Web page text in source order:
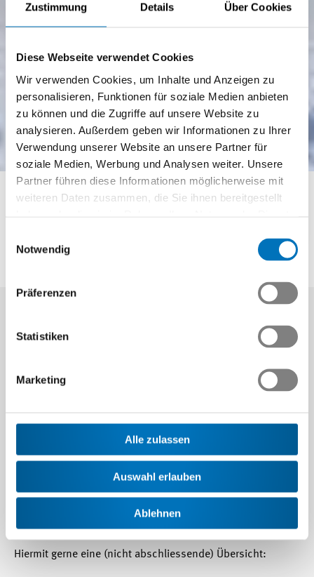
Zustimmung Details Über Cookies
Diese Webseite verwendet Cookies
Wir verwenden Cookies, um Inhalte und Anzeigen zu
personalisieren, Funktionen für soziale Medien anbieten
zu können und die Zugriffe auf unsere Website zu
analysieren. Außerdem geben wir Informationen zu Ihrer
Verwendung unserer Website an unsere Partner für
soziale Medien, Werbung und Analysen weiter. Unsere
Partner führen diese Informationen möglicherweise mit
weiteren Daten zusammen, die Sie ihnen bereitgestellt
Notwendig
Präferenzen
Statistiken
Marketing
Alle zulassen
Auswahl erlauben
Ablehnen
Gremien
unterschiedlichen Gremien. Dies hat den
lernortübergreifende Anliegen im Sinne der
Lernenden zu klären, zu koordinieren und
weiterzuentwickeln.
Hiermit gerne eine (nicht abschliessende) Übersicht: